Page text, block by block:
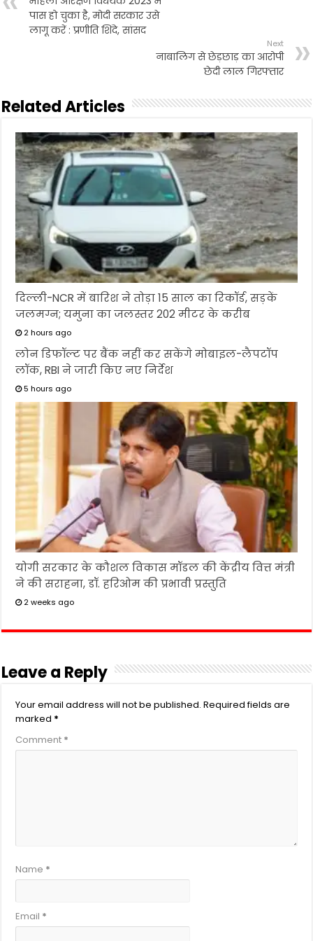
पास हो चुका है, मोदी सरकार उसे
लागू करें : प्रणीति शिंदे, सांसद
Next
नाबालिग से छेड़छाड़ का आरोपी
छेदी लाल गिरफ्तार
Related Articles
दिल्ली-NCR में बारिश ने तोड़ा 15 साल का रिकॉर्ड, सड़कें
जलमग्न; यमुना का जलस्तर 202 मीटर के करीब
2 hours ago
लोन डिफॉल्ट पर बैंक नहीं कर सकेंगे मोबाइल-लैपटॉप
लॉक, RBI ने जारी किए नए निर्देश
5 hours ago
योगी सरकार के कौशल विकास मॉडल की केंद्रीय वित्त मंत्री
ने की सराहना, डॉ. हरिओम की प्रभावी प्रस्तुति
2 weeks ago
Leave a Reply
Your email address will not be published. Required fields are
marked *
Comment *
Name *
Email *